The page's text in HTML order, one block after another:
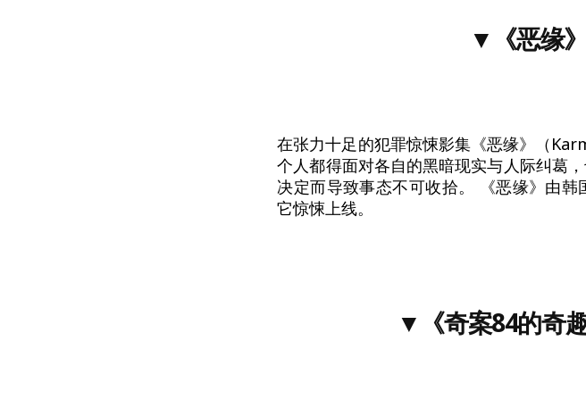
▼ 《恶缘》
在张力十足的犯罪惊悚影集《恶缘》（
个人都得面对各自的黑暗现实与人际纠葛
决定而导致事态不可收拾。 《恶缘》由
它惊悚上线。
▼ 《奇案84的奇